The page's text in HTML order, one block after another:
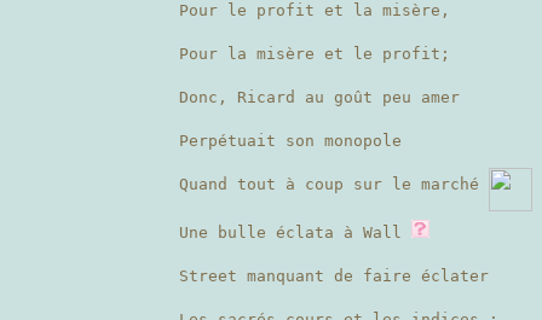
Pour le profit et la misère,
Pour la misère et le profit;
Donc, Ricard au goût peu amer
Perpétuait son monopole
Quand tout à coup sur le marché
Une bulle éclata à Wall
Street manquant de faire éclater